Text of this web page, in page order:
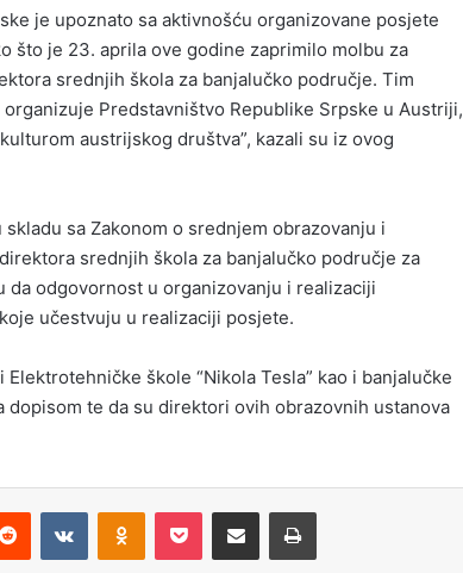
je upoznato sa aktivnošću organizovane posjete
što je 23. aprila ove godine zaprimilo molbu za
srednjih škola za banjalučko područje. Tim
Predstavništvo Republike Srpske u Austriji,
austrijskog društva”, kazali su iz ovog
sa Zakonom o srednjem obrazovanju i
srednjih škola za banjalučko područje za
odgovornost u organizovanju i realizaciji
učestvuju u realizaciji posjete.
škole “Nikola Tesla” kao i banjalučke
te da su direktori ovih obrazovnih ustanova